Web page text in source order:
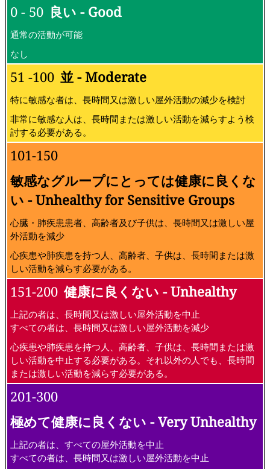
0 - 50 良い - Good
通常の活動が可能
なし
51 -100 並 - Moderate
特に敏感な者は、長時間又は激しい屋外活動の減少を検討
非常に敏感な人は、長時間または激しい活動を減らすよう検
討する必要がある。
101-150
敏感なグループにとっては健康に良くな
い - Unhealthy for Sensitive Groups
心臓・肺疾患患者、高齢者及び子供は、長時間又は激しい屋
外活動を減少
心疾患や肺疾患を持つ人、高齢者、子供は、長時間または激
しい活動を減らす必要がある。
151-200 健康に良くない - Unhealthy
上記の者は、長時間又は激しい屋外活動を中止
すべての者は、長時間又は激しい屋外活動を減少
心疾患や肺疾患を持つ人、高齢者、子供は、長時間または激
しい活動を中止する必要がある。それ以外の人でも、長時間
または激しい活動を減らす必要がある。
201-300
極めて健康に良くない - Very Unhealthy
上記の者は、すべての屋外活動を中止
すべての者は、長時間又は激しい屋外活動を中止